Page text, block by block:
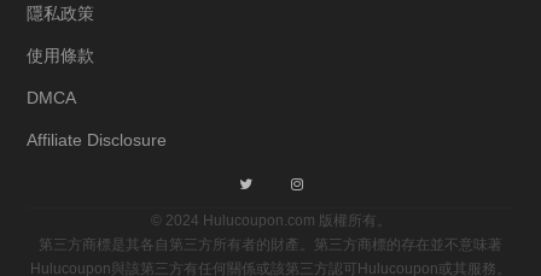
隱私政策
使用條款
DMCA
Affiliate Disclosure
© 2024 Hulucoupon.com 版權所有。
第三方商標是其各自第三方所有者的財產。第三方商標的存在並不意味著
Hulucoupon與該第三方有任何關係或該第三方認可Hulucoupon或其服務。